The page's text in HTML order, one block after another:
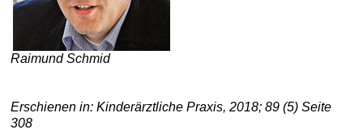
Raimund Schmid
Erschienen in: Kinderärztliche Praxis, 2018; 89 (5) Seite
308